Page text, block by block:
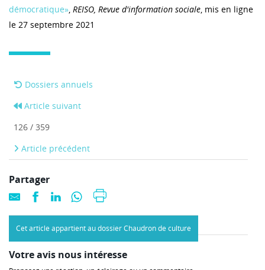
démocratique», REISO, Revue d'information sociale, mis en ligne
le 27 septembre 2021
Dossiers annuels
Article suivant
126 / 359
Article précédent
Partager
Cet article appartient au dossier Chaudron de culture
Votre avis nous intéresse